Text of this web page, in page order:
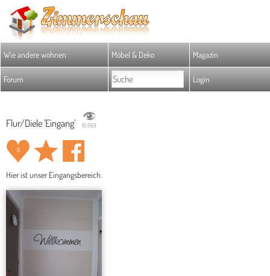
Wie andere wohnen Möbel & Deko Magazin
Forum Login
Flur/Diele 'Eingang' 10.668
8
Hier ist unser Eingangsbereich.